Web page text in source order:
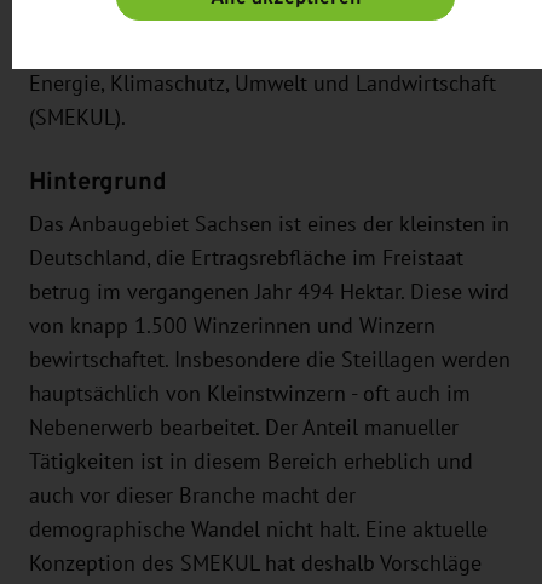
zusammen mit dem Weinbauverband Sachsen e.V.
Energie, Klimaschutz, Umwelt und Landwirtschaft
(SMEKUL).
Hintergrund
Das Anbaugebiet Sachsen ist eines der kleinsten in
Deutschland, die Ertragsrebfläche im Freistaat
betrug im vergangenen Jahr 494 Hektar. Diese wird
von knapp 1.500 Winzerinnen und Winzern
bewirtschaftet. Insbesondere die Steillagen werden
hauptsächlich von Kleinstwinzern - oft auch im
Nebenerwerb bearbeitet. Der Anteil manueller
Tätigkeiten ist in diesem Bereich erheblich und
auch vor dieser Branche macht der
demographische Wandel nicht halt. Eine aktuelle
Konzeption des SMEKUL hat deshalb Vorschläge
Datenschutzbestimmungenund ergänzend in unserem